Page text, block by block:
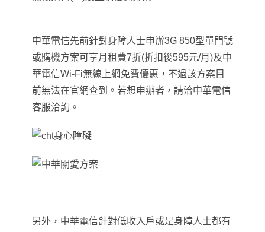
中華電信先前針對身障人士申辦3G 850型單門號
或購機方案可享月租費7折(折扣後595元/月)及中
華電信Wi-Fi無線上網免費優惠 ， 不過該方案目
前無法在官網查到。若想申辦者，請洽中華電信
客服洽詢。
另外，中華電信針對低收入戶或是身障人士都有